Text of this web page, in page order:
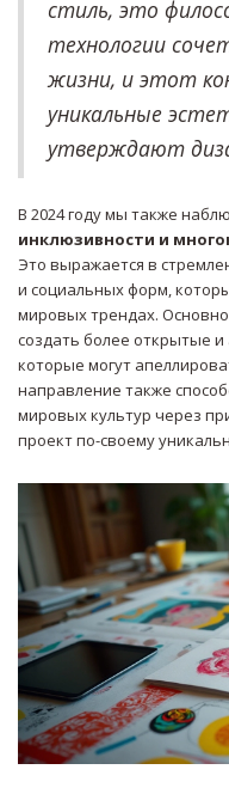
стиль, это
технологии
жизни, и этот
уникальные
утверждают
В 2024 году мы также
инклюзивности и
Это выражается в
и социальных форм,
мировых трендах.
создать более открытые
которые могут
направление также
мировых культур через
проект по-своему